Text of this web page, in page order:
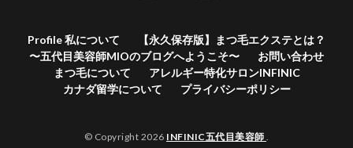
Profile 私について
【永久保存版】まつ毛エクステとは？
〜五代目美容師MIOのブログへようこそ〜
お問い合わせ
まつ毛について
アレルギー特化サロンINFINIC
カナダ留学について
プライバシーポリシー
© Copyright 2026 INFINIC五代目美容師 .